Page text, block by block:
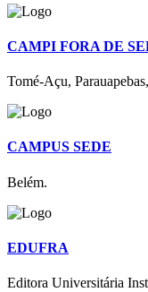
CAMPI FORA DE
Tomé-Açu,
CAMPUS SEDE
Belém.
EDUFRA
Editora Universitária